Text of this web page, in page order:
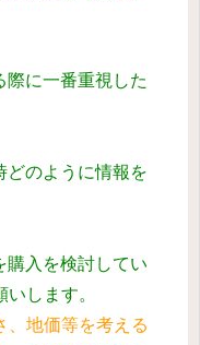
際に一番重視した
どのように情報を
購入を検討してい
します。
、地価等を考える